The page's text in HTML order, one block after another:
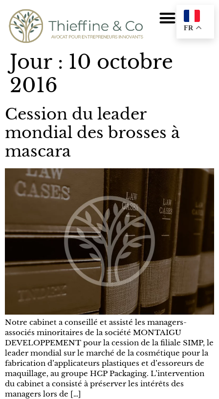
FR
Jour : 10 octobre
2016
Cession du leader
mondial des brosses à
mascara
Notre cabinet a conseillé et assisté les managers-
associés minoritaires de la société MONTAIGU
DEVELOPPEMENT pour la cession de la filiale SIMP, le
leader mondial sur le marché de la cosmétique pour la
fabrication d’applicateurs plastiques et d’essoreurs de
maquillage, au groupe HCP Packaging. L’intervention
du cabinet a consisté à préserver les intérêts des
managers lors de […]